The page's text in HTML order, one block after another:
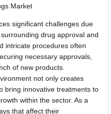
Market
significant challenges due
drug approval and
intricate procedures often
necessary approvals,
of new products.
not only creates
bring innovative treatments to
within the sector. As a
that affect their